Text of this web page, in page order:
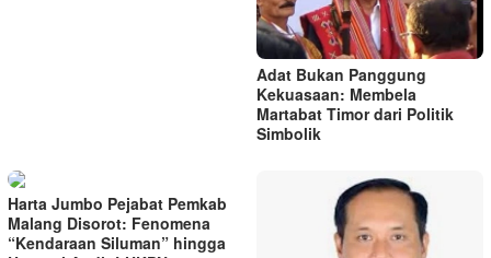
Adat Bukan Panggung
Kekuasaan: Membela
Martabat Timor dari Politik
Simbolik
Harta Jumbo Pejabat Pemkab
Malang Disorot: Fenomena
“Kendaraan Siluman” hingga